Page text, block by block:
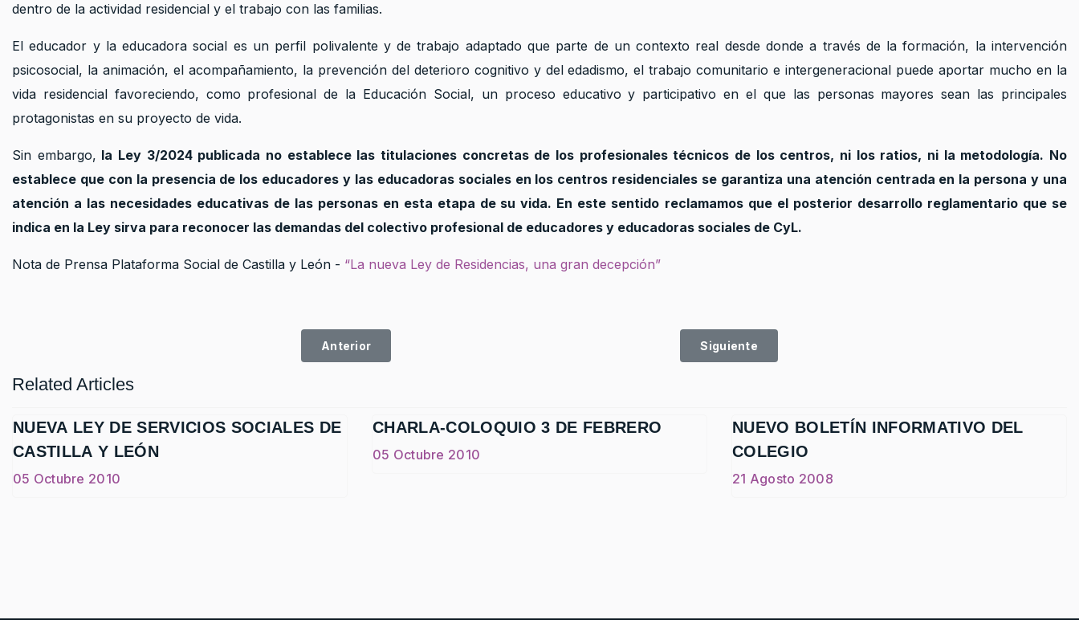
dentro de la actividad residencial y el trabajo con las familias.
El educador y la educadora social es un perfil polivalente y de trabajo adaptado que parte de un contexto real desde donde a través de la formación, la intervención
psicosocial, la animación, el acompañamiento, la prevención del deterioro cognitivo y del edadismo, el trabajo comunitario e intergeneracional puede aportar mucho en la
vida residencial favoreciendo, como profesional de la Educación Social, un proceso educativo y participativo en el que las personas mayores sean las principales
protagonistas en su proyecto de vida.
Sin embargo, la Ley 3/2024 publicada no establece las titulaciones concretas de los profesionales técnicos de los centros, ni los ratios, ni la metodología. No
establece que con la presencia de los educadores y las educadoras sociales en los centros residenciales se garantiza una atención centrada en la persona y una
atención a las necesidades educativas de las personas en esta etapa de su vida. En este sentido reclamamos que el posterior desarrollo reglamentario que se
indica en la Ley sirva para reconocer las demandas del colectivo profesional de educadores y educadoras sociales de CyL.
Nota de Prensa Plataforma Social de Castilla y León - “La nueva Ley de Residencias, una gran decepción”
Artículo anterior: RELATOS PROFESIONALES DE EDUCACIÓN SOCIAL-30º ANIVERSARIO EDUCACIÓN SOCIAL UVA CAMPUS
Anterior Artículo siguiente: FALLO DEL 6º CONCURSO DE TRABAJOS
Siguiente
Related Articles
NUEVA LEY DE SERVICIOS SOCIALES DE
CASTILLA Y LEÓN
05 Octubre 2010
CHARLA-COLOQUIO 3 DE FEBRERO
05 Octubre 2010
NUEVO BOLETÍN INFORMATIVO DEL
COLEGIO
21 Agosto 2008